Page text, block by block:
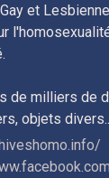
et
de milliers de
objets